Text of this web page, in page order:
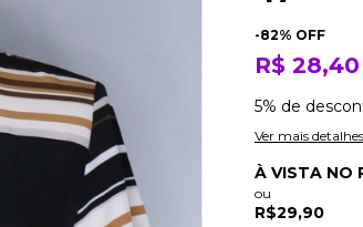
-82% OFF
R$ 28,40
5% de
Ver mais detalhes
À VISTA NO
ou
R$29,90